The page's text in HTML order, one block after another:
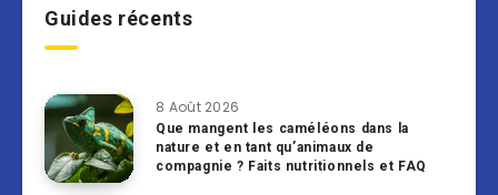
Guides récents
8 Août 2026
Que mangent les caméléons dans la
nature et en tant qu’animaux de
compagnie ? Faits nutritionnels et FAQ